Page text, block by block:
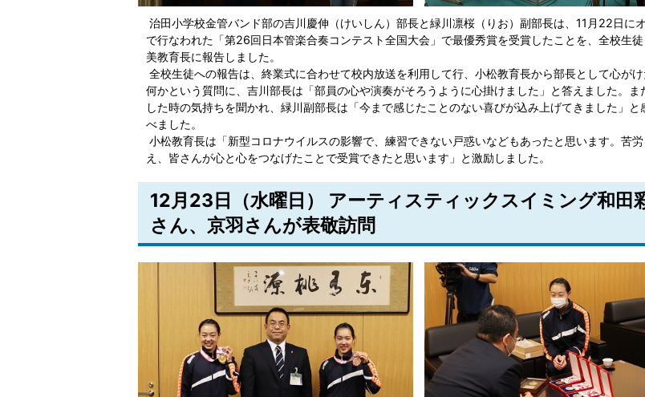
治田小学校金管バンド部の吉川慶伸（けいしん）部長と緑川凛桜（りお）副部長は、11月22日に
で行なわれた「第26回日本管楽合奏コンテスト全国大会」で最優秀賞を受賞したことを、全校生
美教育長に報告しました。
全校生徒への報告は、終業式に合わせて校内放送を利用して行、小松教育長から部長として心が
何かという質問に、吉川部長は「部員の心や演奏がそろうように心掛けました」と答えました。ま
した時の気持ちを聞かれ、緑川副部長は「今まで感じたことのない喜びが込み上げてきました」と
べました。
小松教育長は「新型コロナウイルスの影響で、練習できない戸惑いなどもあったと思います。苦
え、皆さんが心と心をつなげたことで受賞できたと思います」と激励しました。
12月23日（水曜日） アーティスティックスイミング和田
さん、京羽さんが表敬訪問